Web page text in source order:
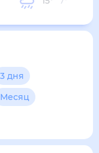
3 дня
Месяц